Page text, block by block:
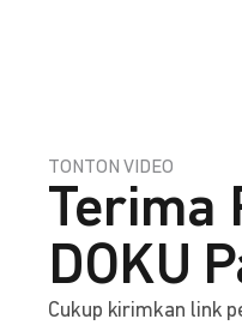
TONTON VIDEO
Terima
DOKU
Cukup kirimkan link